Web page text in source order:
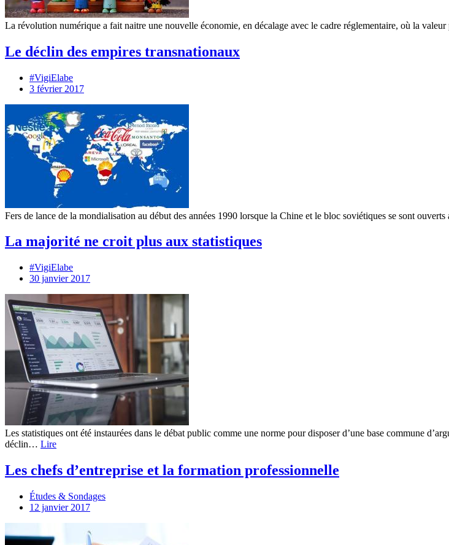
La révolution numérique a fait naitre une nouvelle économie, en décalage avec le cadre réglementaire, où la
Le déclin des empires transnationaux
#VigiElabe
3 février 2017
Fers de lance de la mondialisation au début des années 1990 lorsque la Chine et le bloc soviétiques se sont
La majorité ne croit plus aux statistiques
#VigiElabe
30 janvier 2017
Les statistiques ont été instaurées dans le débat public comme une norme pour disposer d’une base commune
déclin… Lire
Les chefs d’entreprise et la formation professionnelle
Études & Sondages
12 janvier 2017